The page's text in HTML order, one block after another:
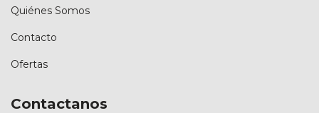
Quiénes Somos
Contacto
Ofertas
Contactanos